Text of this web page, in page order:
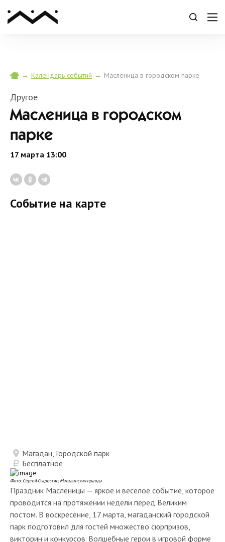
→ Календарь событий → Масленица в городском парке
Другое
Масленица в городском
парке
17 марта 13:00
Фото: Сергей Старостин, Магаданская правда
Праздник Масленицы — яркое и веселое событие, которое
проводится на протяжении недели перед Великим
постом. В воскресение, 17 марта, магаданский городской
парк подготовил для гостей множество сюрпризов,
викторин и конкурсов. Волшебные герои в игровой форме
Событие на карте
Магадан, Городской парк
Бесплатное